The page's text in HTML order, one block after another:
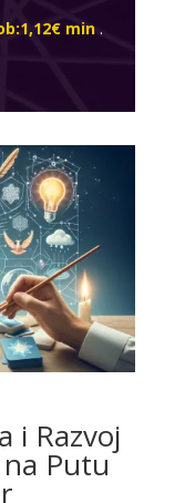
min .
i Razvoj
Putu